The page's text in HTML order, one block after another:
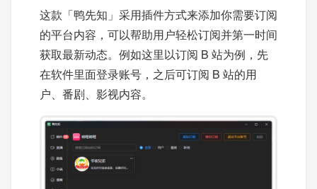
这款「鸭先知」采用插件方式来添加你需要订阅
的平台内容，可以帮助用户轻松订阅并第一时间
获取最新动态。例如这里以订阅 B 站为例，先
在软件里面登录账号，之后可订阅 B 站的用
户、番剧、影视内容。